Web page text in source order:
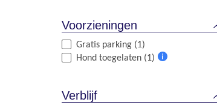
Voorzieningen
Gratis parking (1)
Hond toegelaten (1)
Verblijf